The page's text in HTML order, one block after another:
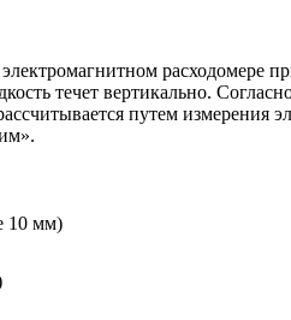
расходомере
течет вертикально.
путем измерения
10 мм)